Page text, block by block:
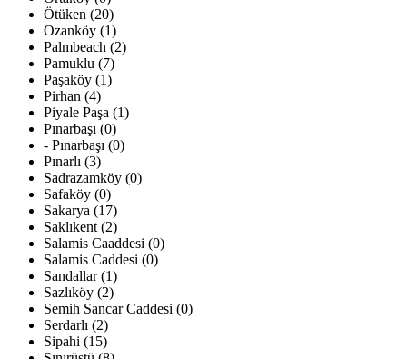
Ötüken (20)
Ozanköy (1)
Palmbeach (2)
Pamuklu (7)
Paşaköy (1)
Pirhan (4)
Piyale Paşa (1)
Pınarbaşı (0)
- Pınarbaşı (0)
Pınarlı (3)
Sadrazamköy (0)
Safaköy (0)
Sakarya (17)
Saklıkent (2)
Salamis Caaddesi (0)
Salamis Caddesi (0)
Sandallar (1)
Sazlıköy (2)
Semih Sancar Caddesi (0)
Serdarlı (2)
Sipahi (15)